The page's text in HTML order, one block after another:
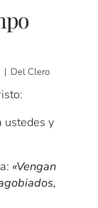
| Del Clero
ustedes y
«Vengan